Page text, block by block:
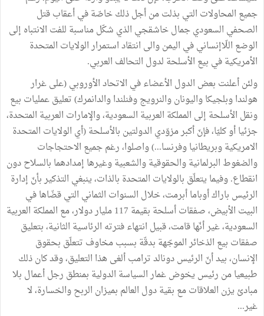
جميع المحاولات التي بذلت من أجل ذلك خاصّة في أعقاب قتل
الصحفي السعودي جمال خاشقجي الذي شكّل مناسبة للفت الانتباه إلى
الوضع اللّاإنساني في اليمن والى انتقاد استمرار الولايات المتحدة
الأمريكية في بيع الأسلحة لدول التحالف العربي.
ولئن أعلنت بعض الدول الأعضاء في الاتحاد الأوروبي (على غرار
هولندا وبلجيكا واليونان والنرويج وفنلندا والدانمرك) تعليق عمليات بيع
ونقل الأسلحة إلى المملكة العربية السعودية، والإمارات العربية المتحدة،
جزئيا أو كليّا، فإنّ أكبر مزوّدي الدولتين بالأسلحة (أي الولايات المتحدة
الامريكية وبريطانيا وفرنسا...) واصلوا، رغم جميع الاحتجاجات
والضغوط البرلمانية والحقوقية والشعبية وغيرها إمدادهما بالسلاح دون
انقطاع. وفيما يتعلّق بالولايات المتحدة بالذات، ينبغي التذكير بأنّ إدارة
الرئيس باراك أوباما أبرمت، خلال السنوات الثماني التي قضّاها في
البيت الأبيض، صفقات أسلحة بقيمة 117 مليار دولار، مع المملكة العربية
السعودية، غير أنّها قامت، قبيل انتهاء فترته الرئاسية الثانية، بتعليق
صفقات بيع الذخائر الموجّهة بدقّة بسبب مخاوف تتعلّق بحقوق
الإنسان، بيد أنّ الرئيس دونالد ترامب ألغى هذا التعليق، وقد كان ذلك
طبيعيا من رئيس يخوض غمار السياسة الدولية بمنطق رجل أعمال بلا
مبادئ يزن العلاقات مع بقية دول العالم بميزان الربح والخسارة، لا
غير...